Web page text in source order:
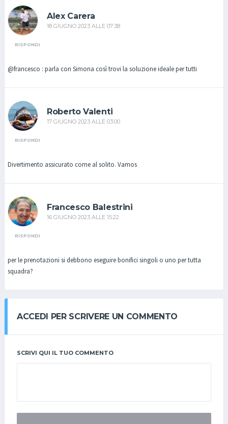
Alex Carera
18 GIUGNO 2023 ALLE 07:38
RISPONDI
@francesco : parla con Simona così trovi la soluzione ideale per tutti
Roberto Valenti
17 GIUGNO 2023 ALLE 03:00
RISPONDI
Divertimento assicurato come al solito. Vamos
Francesco Balestrini
16 GIUGNO 2023 ALLE 15:22
RISPONDI
per le prenotazioni si debbono eseguire bonifici singoli o uno per tutta
squadra?
ACCEDI PER SCRIVERE UN COMMENTO
SCRIVI QUI IL TUO COMMENTO